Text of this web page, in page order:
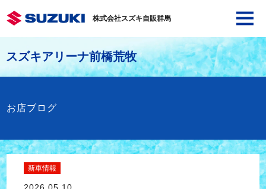
株式会社スズキ自販群馬
スズキアリーナ前橋荒牧
お店ブログ
新車情報
2026.05.10